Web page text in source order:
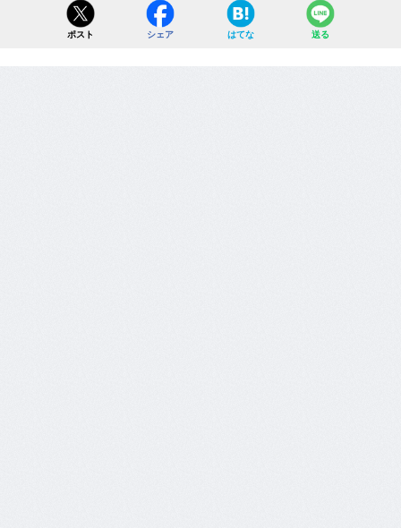
ポスト シェア はてな 送る